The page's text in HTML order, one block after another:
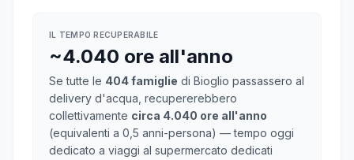
IL TEMPO RECUPERABILE
~4.040 ore all'anno
Se tutte le 404 famiglie di Bioglio passassero al
delivery d'acqua, recupererebbero
collettivamente circa 4.040 ore all'anno
(equivalenti a 0,5 anni-persona) — tempo oggi
dedicato a viaggi al supermercato dedicati